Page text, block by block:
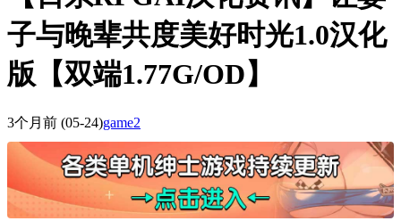
子与晚辈共度美好时光1.0汉化
版【双端1.77G/OD】
3个月前 (05-24)game2